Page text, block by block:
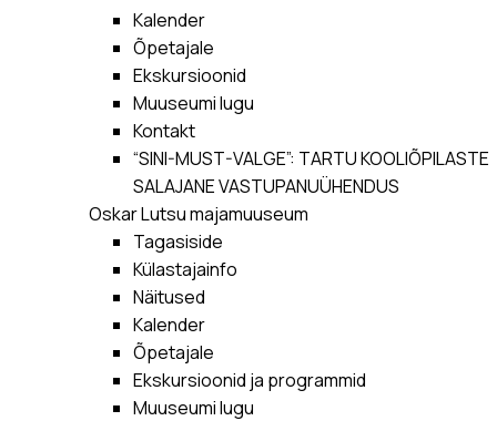
Kalender
Õpetajale
Ekskursioonid
Muuseumi lugu
Kontakt
“SINI-MUST-VALGE”: TARTU KOOLIÕPILASTE
SALAJANE VASTUPANUÜHENDUS
Oskar Lutsu majamuuseum
Tagasiside
Külastajainfo
Näitused
Kalender
Õpetajale
Ekskursioonid ja programmid
Muuseumi lugu